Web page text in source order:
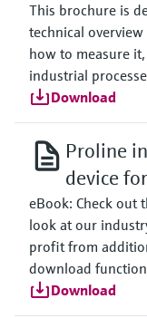
This brochure is
technical
how to measure
industrial
Download
Proline
device
eBook: Check out
look at our
profit from
download
Download